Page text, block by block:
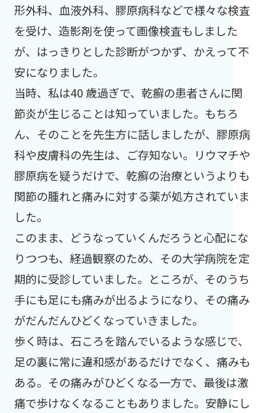
形外科、血液外科、膠原病科などで様々な検査
を受け、造影剤を使って画像検査もしました
が、はっきりとした診断がつかず、かえって不
安になりました。
当時、私は40 歳過ぎで、乾癬の患者さんに関
節炎が生じることは知っていました。もちろ
ん、そのことを先生方に話しましたが、膠原病
科や皮膚科の先生は、ご存知ない。リウマチや
膠原病を疑うだけで、乾癬の治療というよりも
関節の腫れと痛みに対する薬が処方されていま
した。
このまま、どうなっていくんだろうと心配にな
りつつも、経過観察のため、その大学病院を定
期的に受診していました。ところが、そのうち
手にも足にも痛みが出るようになり、その痛み
がだんだんひどくなっていきました。
歩く時は、石ころを踏んでいるような感じで、
足の裏に常に違和感があるだけでなく、痛みも
ある。その痛みがひどくなる一方で、最後は激
痛で歩けなくなることもありました。安静にし